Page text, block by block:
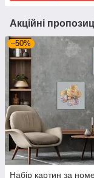
Акційні
–50%
Набір картин за